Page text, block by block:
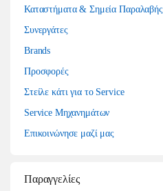
Καταστήματα & Σημεία Παραλαβής
Συνεργάτες
Brands
Προσφορές
Στείλε κάτι για το Service
Service Μηχανημάτων
Επικοινώνησε μαζί μας
Παραγγελίες